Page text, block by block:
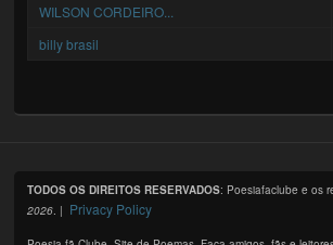
WILSON CORDEIRO...
billy brasil
TODOS OS DIREITOS RESERVADOS: Poesiafaclube e os
2026 . | Privacy Policy